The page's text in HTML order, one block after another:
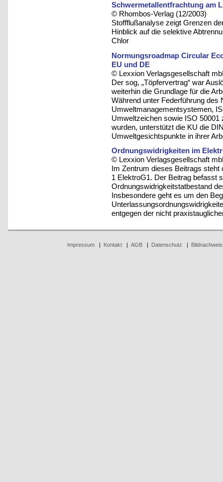
Schwermetallentfrachtung am
© Rhombos-Verlag (12/2003)
Stoffflußanalyse zeigt Grenzen
Hinblick auf die selektive
Chlor
Normungsroadmap Circular
EU und DE
© Lexxion Verlagsgesellschaft
Der sog, „Töpfervertrag“ war
weiterhin die Grundlage für die
Während unter Federführung
Umweltmanagementsystemen,
Umweltzeichen sowie ISO
wurden, unterstützt die KU die
Umweltgesichtspunkte in ihrer
Ordnungswidrigkeiten im
© Lexxion Verlagsgesellschaft
Im Zentrum dieses Beitrags
1 ElektroG1. Der Beitrag befasst
Ordnungswidrigkeitstatbestand
Insbesondere geht es um den
entgegen der nicht
Impressum| Kontakt| AGB| Datenschutz Bildnachweis